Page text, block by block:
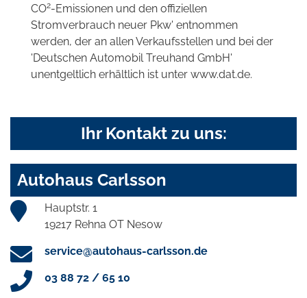
CO2-Emissionen und den offiziellen
Stromverbrauch neuer Pkw' entnommen
werden, der an allen Verkaufsstellen und bei der
'Deutschen Automobil Treuhand GmbH'
unentgeltlich erhältlich ist unter www.dat.de.
Ihr Kontakt zu uns:
Autohaus Carlsson
Hauptstr. 1
19217 Rehna OT Nesow
service@autohaus-carlsson.de
03 88 72 / 65 10